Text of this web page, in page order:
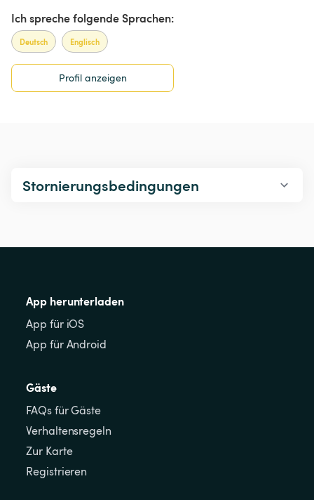
Ich spreche folgende Sprachen:
Deutsch Englisch
Profil anzeigen
Stornierungsbedingungen
App herunterladen
App für iOS
App für Android
Gäste
FAQs für Gäste
Verhaltensregeln
Zur Karte
Registrieren